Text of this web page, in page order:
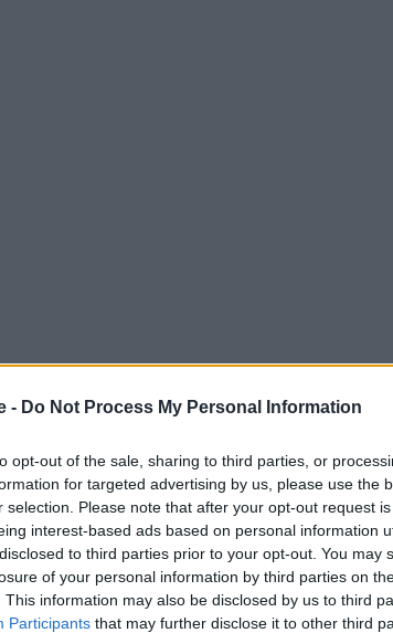
- Do Not Process My Personal Information
opt-out of the sale, sharing to third parties, or
for targeted advertising by us, please use the
selection. Please note that after your opt-out request
interest-based ads based on personal information
to third parties prior to your opt-out. You may
of your personal information by third parties on
This information may also be disclosed by us to third
Participants that may further disclose it to other third